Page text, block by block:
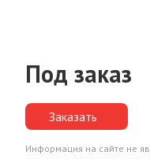
Под заказ
Заказать
Информация на сайте не